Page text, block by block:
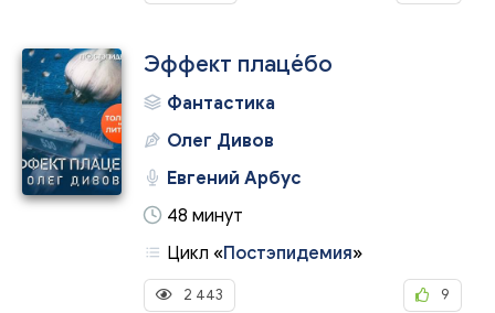
Эффект плаце́бо
Фантастика
Олег Дивов
Евгений Арбус
48 минут
Цикл «Постэпидемия»
2 443 9